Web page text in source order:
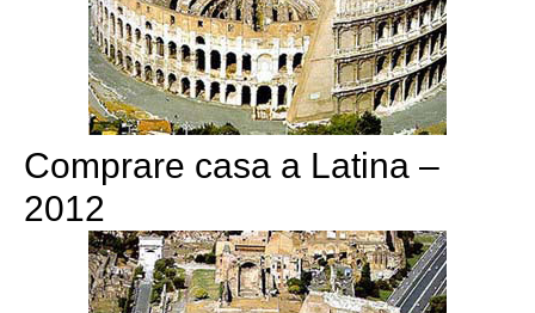
Comprare casa a Latina –
2012